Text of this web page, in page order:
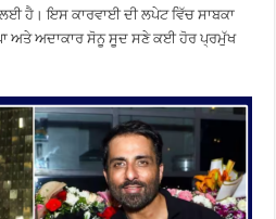
ਹੈ। ਇਸ ਕਾਰਵਾਈ ਦੀ ਲਪੇਟ ਵਿੱਚ ਸਾਬਕਾ
ਅਤੇ ਅਦਾਕਾਰ ਸੋਨੂ ਸੂਦ ਸਣੇ ਕਈ ਹੋਰ ਪ੍ਰਮੁੱਖ